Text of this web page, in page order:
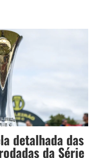
detalhada das
da Série